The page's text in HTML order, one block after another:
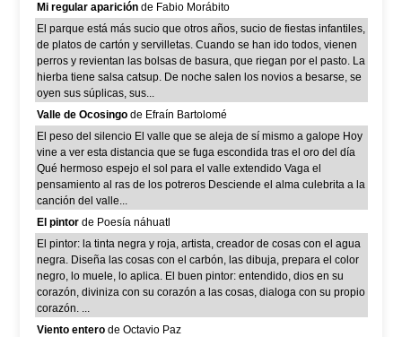
Mi regular aparición de Fabio Morábito
El parque está más sucio que otros años, sucio de fiestas infantiles,
de platos de cartón y servilletas. Cuando se han ido todos, vienen
perros y revientan las bolsas de basura, que riegan por el pasto. La
hierba tiene salsa catsup. De noche salen los novios a besarse, se
oyen sus súplicas, sus...
Valle de Ocosingo de Efraín Bartolomé
El peso del silencio El valle que se aleja de sí mismo a galope Hoy
vine a ver esta distancia que se fuga escondida tras el oro del día
Qué hermoso espejo el sol para el valle extendido Vaga el
pensamiento al ras de los potreros Desciende el alma culebrita a la
canción del valle...
El pintor de Poesía náhuatl
El pintor: la tinta negra y roja, artista, creador de cosas con el agua
negra. Diseña las cosas con el carbón, las dibuja, prepara el color
negro, lo muele, lo aplica. El buen pintor: entendido, dios en su
corazón, diviniza con su corazón a las cosas, dialoga con su propio
corazón. ...
Viento entero de Octavio Paz